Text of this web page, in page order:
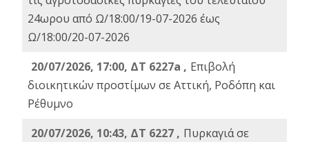
24ωρου από Ω/18:00/19-07-2026 έως
Ω/18:00/20-07-2026
20/07/2026, 17:00, ΔΤ 6227a , Επιβολή
διοικητικών προστίμων σε Αττική, Ροδόπη και
Ρέθυμνο
20/07/2026, 10:43, ΔΤ 6227 , Πυρκαγιά σε